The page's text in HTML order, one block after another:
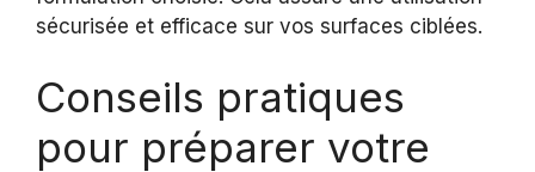
sécurisée et efficace sur vos surfaces ciblées.
Conseils pratiques
pour préparer votre